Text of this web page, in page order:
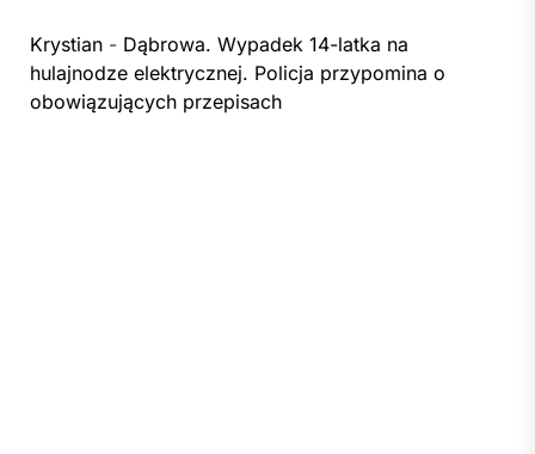
Krystian - Dąbrowa. Wypadek 14-latka na
hulajnodze elektrycznej. Policja przypomina o
obowiązujących przepisach